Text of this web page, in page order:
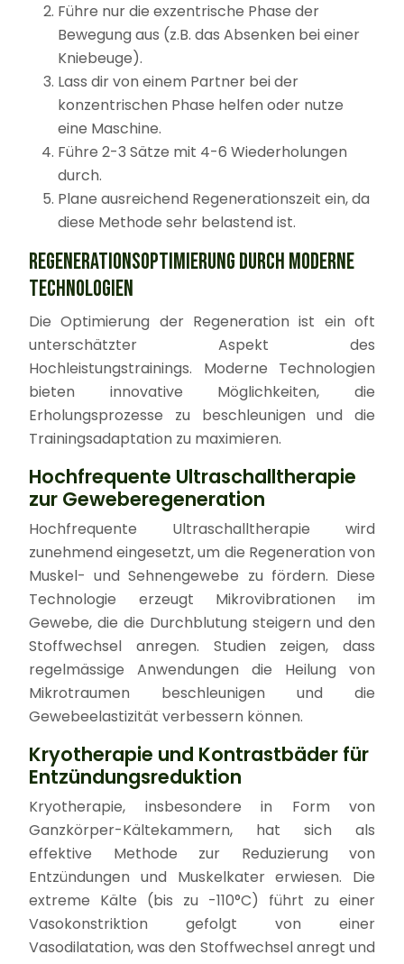
Führe nur die exzentrische Phase der
Bewegung aus (z.B. das Absenken bei einer
Kniebeuge).
Lass dir von einem Partner bei der
konzentrischen Phase helfen oder nutze
eine Maschine.
Führe 2-3 Sätze mit 4-6 Wiederholungen
durch.
Plane ausreichend Regenerationszeit ein, da
diese Methode sehr belastend ist.
REGENERATIONSOPTIMIERUNG DURCH MODERNE
TECHNOLOGIEN
Die Optimierung der Regeneration ist ein oft
unterschätzter Aspekt des
Hochleistungstrainings. Moderne Technologien
bieten innovative Möglichkeiten, die
Erholungsprozesse zu beschleunigen und die
Trainingsadaptation zu maximieren.
Hochfrequente Ultraschalltherapie
zur Geweberegeneration
Hochfrequente Ultraschalltherapie wird
zunehmend eingesetzt, um die Regeneration von
Muskel- und Sehnengewebe zu fördern. Diese
Technologie erzeugt Mikrovibrationen im
Gewebe, die die Durchblutung steigern und den
Stoffwechsel anregen. Studien zeigen, dass
regelmässige Anwendungen die Heilung von
Mikrotraumen beschleunigen und die
Gewebeelastizität verbessern können.
Kryotherapie und Kontrastbäder für
Entzündungsreduktion
Kryotherapie, insbesondere in Form von
Ganzkörper-Kältekammern, hat sich als
effektive Methode zur Reduzierung von
Entzündungen und Muskelkater erwiesen. Die
extreme Kälte (bis zu -110°C) führt zu einer
Vasokonstriktion gefolgt von einer
Vasodilatation, was den Stoffwechsel anregt und